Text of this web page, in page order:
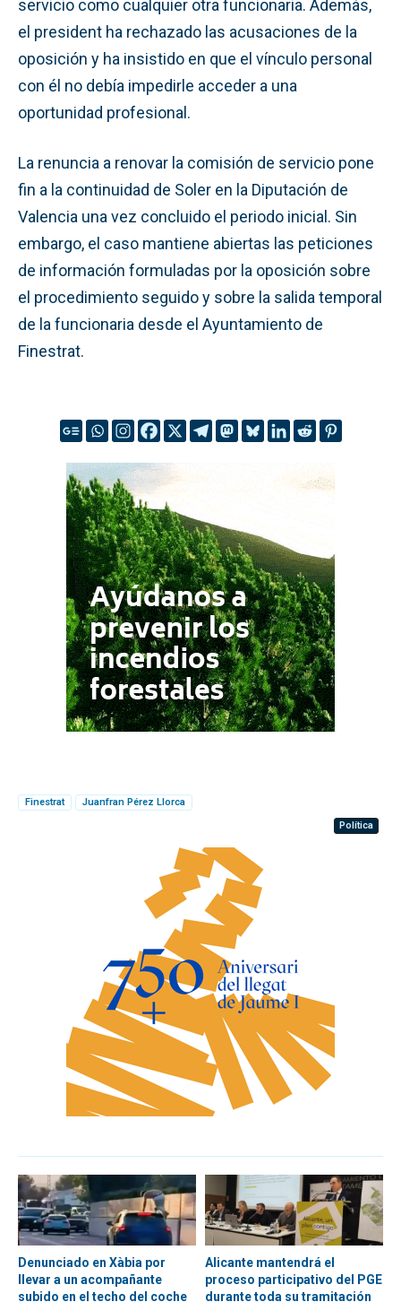
servicio como cualquier otra funcionaria. Además,
el president ha rechazado las acusaciones de la
oposición y ha insistido en que el vínculo personal
con él no debía impedirle acceder a una
oportunidad profesional.
La renuncia a renovar la comisión de servicio pone
fin a la continuidad de Soler en la Diputación de
Valencia una vez concluido el periodo inicial. Sin
embargo, el caso mantiene abiertas las peticiones
de información formuladas por la oposición sobre
el procedimiento seguido y sobre la salida temporal
de la funcionaria desde el Ayuntamiento de
Finestrat.
Finestrat
Juanfran Pérez Llorca
Política
Denunciado en Xàbia por
llevar a un acompañante
subido en el techo del coche
Alicante mantendrá el
proceso participativo del PGE
durante toda su tramitación